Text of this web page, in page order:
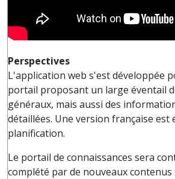
Perspectives
L'application web s'est développée
portail proposant un large éventail
généraux, mais aussi des
détaillées. Une version française est
planification.
Le portail de connaissances sera
complété par de nouveaux